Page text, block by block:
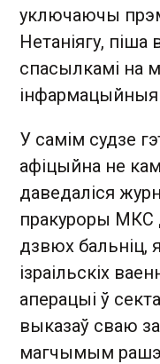
уключаючы
Нетаніягу,
спасылкамі на
У самім судзе
афіцыйна не
даведаліся
пракуроры МКС
дзвюх бальніц,
ізраільскіх
аперацыі ў
выказаў сваю
магчымым